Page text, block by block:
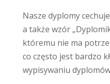
Nasze dyplomy cechuje
a także wzór
któremu nie ma
co często jest bardzo
wypisywaniu